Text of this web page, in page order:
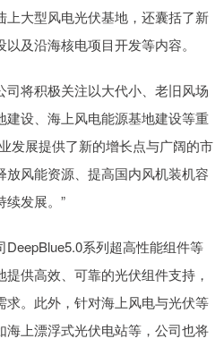
上大型风电光伏基地，还囊括了新
及沿海核电项目开发等内容。
司将积极关注以大代小、老旧风场
设、海上风电能源基地建设等重
发展提供了新的增长点与广阔的市
风能资源、提高国内风机装机容
续发展。”
系列超高性能组件等
供高效、可靠的光伏组件支持，
。此外，针对海上风电与光伏等
上漂浮式光伏电站等，公司也将